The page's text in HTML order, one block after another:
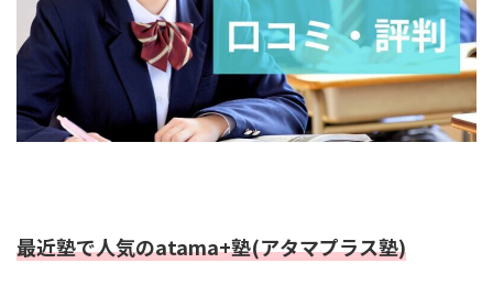
最近塾で人気のatama+塾(アタマプラス塾)